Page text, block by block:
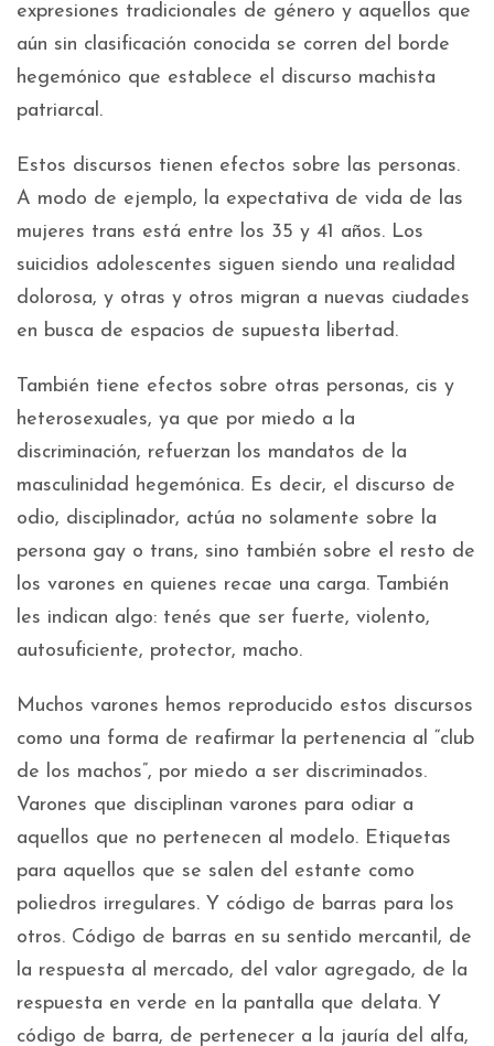
expresiones tradicionales de género y aquellos que
aún sin clasificación conocida se corren del borde
hegemónico que establece el discurso machista
patriarcal.
Estos discursos tienen efectos sobre las personas.
A modo de ejemplo, la expectativa de vida de las
mujeres trans está entre los 35 y 41 años. Los
suicidios adolescentes siguen siendo una realidad
dolorosa, y otras y otros migran a nuevas ciudades
en busca de espacios de supuesta libertad.
También tiene efectos sobre otras personas, cis y
heterosexuales, ya que por miedo a la
discriminación, refuerzan los mandatos de la
masculinidad hegemónica. Es decir, el discurso de
odio, disciplinador, actúa no solamente sobre la
persona gay o trans, sino también sobre el resto de
los varones en quienes recae una carga. También
les indican algo: tenés que ser fuerte, violento,
autosuficiente, protector, macho.
Muchos varones hemos reproducido estos discursos
como una forma de reafirmar la pertenencia al “club
de los machos”, por miedo a ser discriminados.
Varones que disciplinan varones para odiar a
aquellos que no pertenecen al modelo. Etiquetas
para aquellos que se salen del estante como
poliedros irregulares. Y código de barras para los
otros. Código de barras en su sentido mercantil, de
la respuesta al mercado, del valor agregado, de la
respuesta en verde en la pantalla que delata. Y
código de barra, de pertenecer a la jauría del alfa,